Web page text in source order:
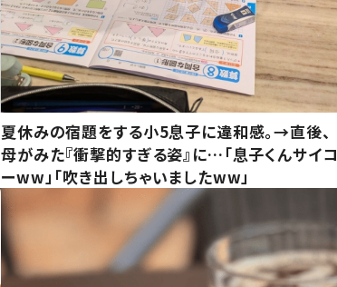
夏休みの宿題をする小5息子に違和感。→直後、
母がみた『衝撃的すぎる姿』に…「息子くんサイコ
ーww」「吹き出しちゃいましたww」